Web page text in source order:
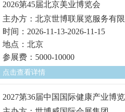
2026第45届北京美业博览会
主办方：北京世博联展览服务有限
时间：2026-11-13-2026-11-15
地点：北京
参展费：5000-10000
点击查看详情
2027第36届中国国际健康产业博